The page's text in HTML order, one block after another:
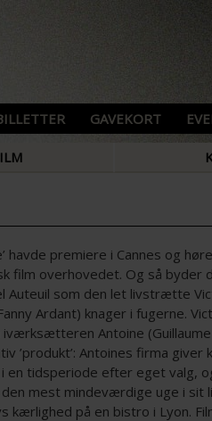
GAVEKORT
havde premiere i Cannes og
film overhovedet. Og så byder
Auteuil som den let livstrætte
Ardant) knager i fugerne.
iværksætteren Antoine
’produkt’: Antoines firma giver
en tidsperiode efter eget valg,
mest mindeværdige uge i sit
kærlighed på en bistro i Lyon.